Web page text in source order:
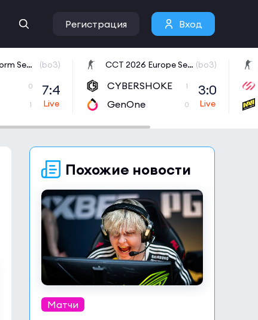
Регистрация Вход
BetBoom Storm Season 4 (bo3)
0
1
7:4
CCT 2026 Europe Series 6 (bo3)
CYBERSHOKE 1
GenOne 0
3:0
Похожие новости
Матчи